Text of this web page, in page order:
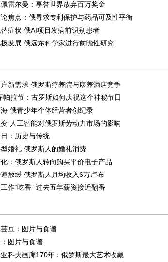
雷尔曼：享誉世界放弃百万奖金
焦点：俄寻求专利保护与药品可及性平衡
症状 俄AI项目发病前识别患者
发展 俄远东科学家进行前瞻性研究
新需求 俄罗斯疗养院与康养酒店竞争
帕拉节：古罗斯如何庆祝这个神秘节日
俄青少年个体经营者创纪录
人工智能对俄罗斯劳动力市场的影响
：历史与传统
婚礼 俄罗斯人的婚礼消费
：俄罗斯人转向购买平价电子产品
放缓 俄罗斯人月均收入6万卢布
作“吃香” 过去五年薪资接近翻番
豆：图片与食谱
图片与食谱
科夫画廊170年：俄罗斯最大艺术收藏